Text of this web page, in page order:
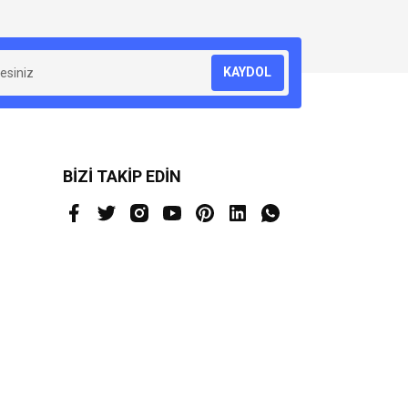
KAYDOL
BİZİ TAKİP EDİN